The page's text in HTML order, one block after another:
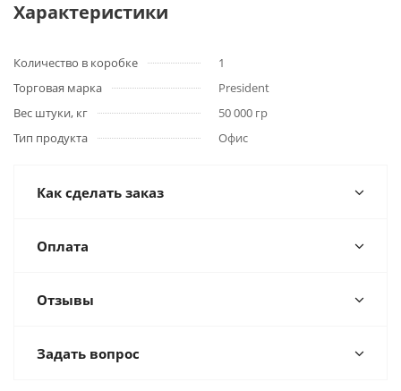
Характеристики
Количество в коробке
1
Торговая марка
President
Вес штуки, кг
50 000 гр
Тип продукта
Офис
Как сделать заказ
Оплата
Отзывы
Задать вопрос